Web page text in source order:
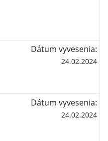
Dátum vyvesenia:
24.02.2024
Dátum vyvesenia:
24.02.2024